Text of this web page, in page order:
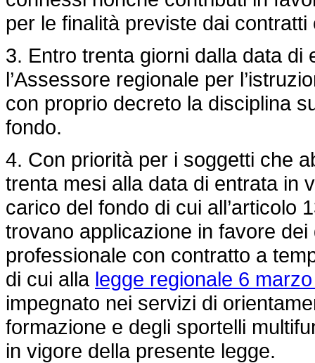
per le finalità previste dai
3. Entro trenta giorni dalla data
l’Assessore regionale per
con proprio decreto la disciplina
fondo.
4. Con priorità per i soggetti che
trenta mesi alla data di entrata in
carico del fondo di cui all’articolo
trovano applicazione in favore
professionale con contratto a
di cui alla legge regionale 6
impegnato nei servizi di
formazione e degli sportelli
in vigore della presente legge.